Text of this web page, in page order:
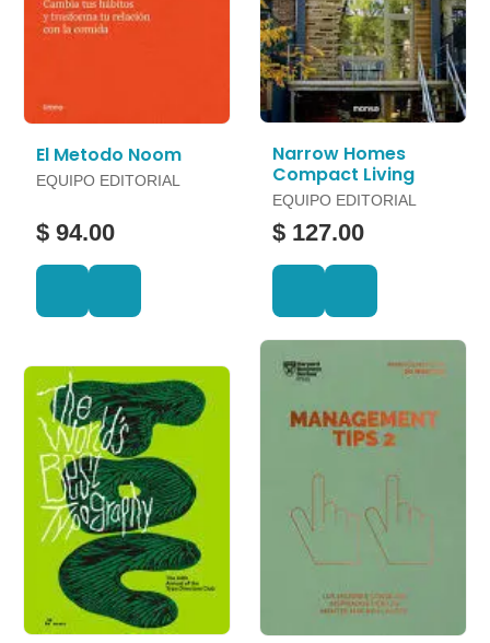
El Metodo Noom
EQUIPO EDITORIAL
$ 94.00
Narrow Homes
Compact Living
EQUIPO EDITORIAL
$ 127.00